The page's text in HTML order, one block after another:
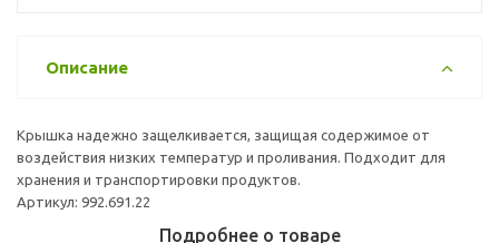
Описание
Крышка надежно защелкивается, защищая содержимое от
воздействия низких температур и проливания. Подходит для
хранения и транспортировки продуктов.
Артикул: 992.691.22
Подробнее о товаре